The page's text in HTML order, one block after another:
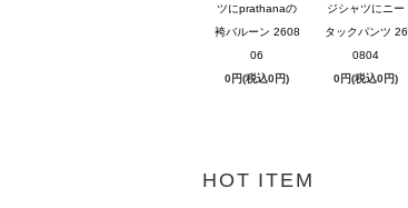
ツにprathanaの
袴バルーン 2608
06
0円(税込0円)
ジシャツにニー
タックパンツ 26
0804
0円(税込0円)
HOT ITEM